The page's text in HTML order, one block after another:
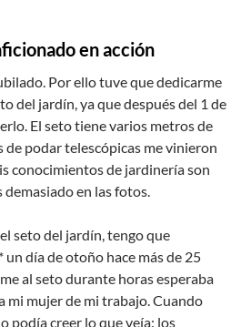
en acción
Por ello tuve que dedicarme
del jardín, ya que después del 1 de
El seto tiene varios metros de
de podar telescópicas me vinieron
conocimientos de jardinería son
en las fotos.
seto del jardín, tengo que
un día de otoño hace más de 25
al seto durante horas esperaba
mi mujer de mi trabajo. Cuando
podía creer lo que veía: los